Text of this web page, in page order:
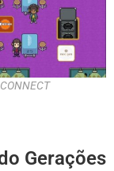
Gerações